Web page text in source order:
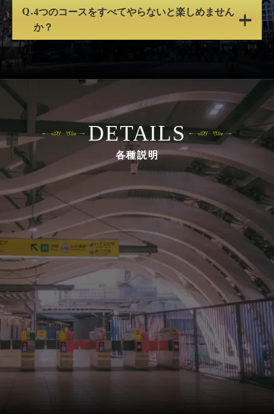
ストーリーの進行や謎の解答入力、ヒントの確認等
でLINEを使用します。（※通信費はお客様のご負担
A.推奨年齢は9歳以上ですが、親御さんと一緒の場合、
年齢制限はございません。
Q.4つのコースをすべてやらないと楽しめません
か？
A.
4コースすべて挑戦することも可能ですが、1コース
ご参加ください。どのコースから始めていただいて
DETAILS
各種説明